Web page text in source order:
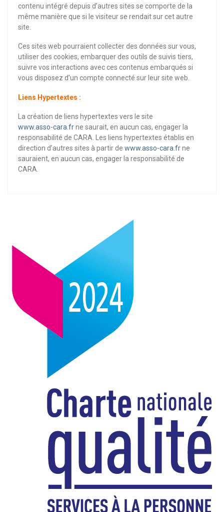
contenu intégré depuis d’autres sites se comporte de la
même manière que si le visiteur se rendait sur cet autre
site.
Ces sites web pourraient collecter des données sur vous,
utiliser des cookies, embarquer des outils de suivis tiers,
suivre vos interactions avec ces contenus embarqués si
vous disposez d’un compte connecté sur leur site web.
Liens Hypertextes :
La création de liens hypertextes vers le site
www.asso-cara.frne saurait, en aucun cas, engager la
responsabilité de CARA. Les liens hypertextes établis en
direction d’autres sites à partir de www.asso-cara.frne
sauraient, en aucun cas, engager la responsabilité de
CARA.